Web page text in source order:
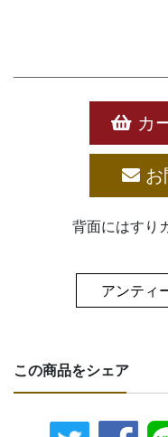
カ
お
背面にはすり
アンテ
この商品をシェア